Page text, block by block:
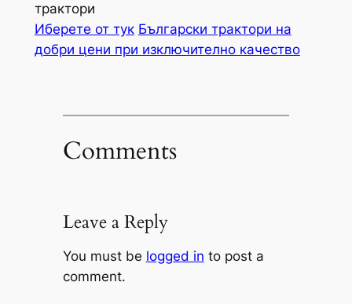
трактори
Иберете от тук Български трактори на
добри цени при изключително качество
Comments
Leave a Reply
You must be logged in to post a
comment.